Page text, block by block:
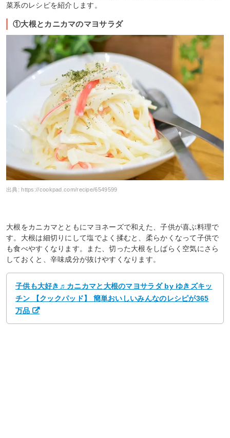
菜系のレシピを紹介します。
①大根とカニカマのマヨサラダ
出典:https://cookpad.com/recipe/6549599
大根をカニカマとともにマヨネーズで和えた、子供が喜ぶ料理で
す。大根は細切りにして塩でよく揉むと、柔らかくなって子供で
も食べやすくなります。また、切った大根をしばらく空気にさら
しておくと、辛味成分が抜けやすくなります。
子供も大好き♬カニカマと大根のマヨサラダ by ゆきズキッ
チン 【クックパッド】 簡単おいしいみんなのレシピが365
万品